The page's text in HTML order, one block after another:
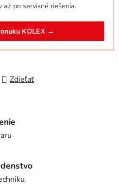
až po servisné riešenia.
KOLEX →
Zdieľať